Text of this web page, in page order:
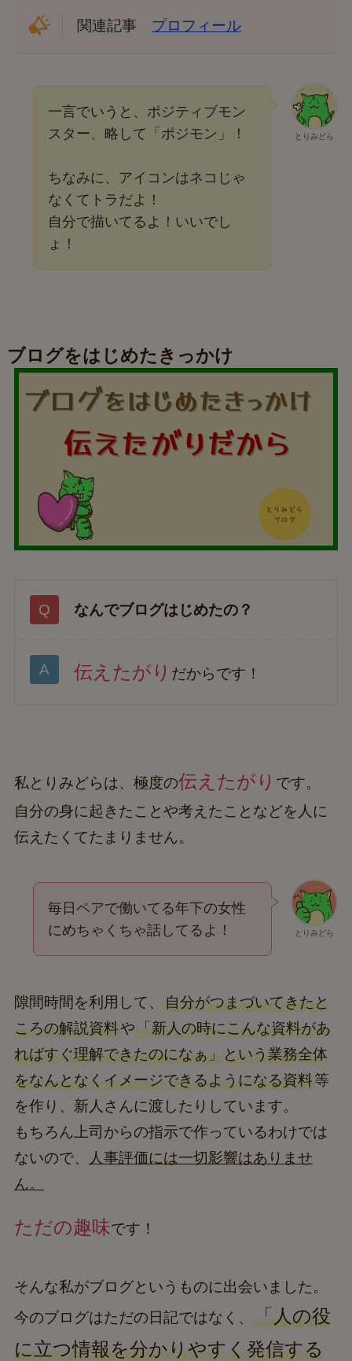
関連記事 プロフィール
とりみどら
一言でいうと、ポジティブモン
スター、略して「ポジモン」！
ちなみに、アイコンはネコじゃ
なくてトラだよ！
自分で描いてるよ！いいでし
ょ！
ブログをはじめたきっかけ
なんでブログはじめたの？
伝えたがり だからです！
私とりみどらは、極度の伝えたがり です。
自分の身に起きたことや考えたことなどを人に
伝えたくてたまりません。
とりみどら
毎日ペアで働いてる年下の女性
にめちゃくちゃ話してるよ！
隙間時間を利用して、 自分がつまづいてきたと
ころの解説資料や「新人の時にこんな資料があ
ればすぐ理解できたのになぁ」という業務全体
をなんとなくイメージできるようになる資料等
を作り、新人さんに渡したりしています。
もちろん上司からの指示で作っているわけでは
ないので、
人事評価には一切影響はありませ
ん。
ただの趣味です！
そんな私がブログというものに出会いました。
今のブログはただの日記ではなく、 「人の役
に立つ情報を分かりやすく発信する